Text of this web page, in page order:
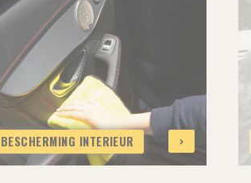
BESCHERMING INTERIEUR